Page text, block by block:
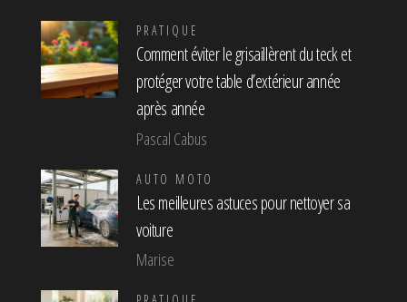
PRATIQUE
Comment éviter le grisaillèrent du teck et
protéger votre table d’extérieur année
après année
Pascal Cabus
AUTO MOTO
Les meilleures astuces pour nettoyer sa
voiture
Marise